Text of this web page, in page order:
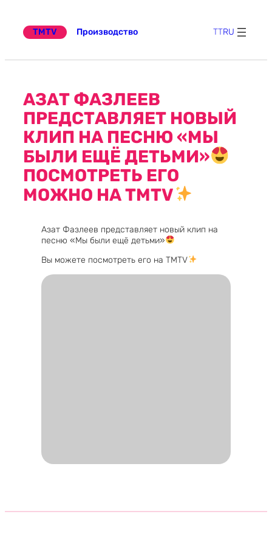
содержимому
TMTV Производство TTRU
АЗАТ ФАЗЛЕЕВ
ПРЕДСТАВЛЯЕТ НОВЫЙ
КЛИП НА ПЕСНЮ «МЫ
БЫЛИ ЕЩЁ ДЕТЬМИ»
ПОСМОТРЕТЬ ЕГО
МОЖНО НА TMTV
Азат Фазлеев представляет новый клип на
песню «Мы были ещё детьми»
Вы можете посмотреть его на TMTV